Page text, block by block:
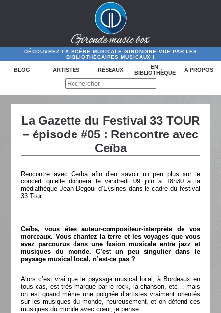
DÉCOUVREZ LA SCÈNE MUSICALE GIRONDINE VUE PAR LES
BIBLIOTHÉCAIRES MUSICAUX !
BLOG ARTISTES RÉSEAUX
EN
BIBLIOTHÈQUE
À PROPOS
La Gazette du Festival 33 TOUR
– épisode #05 : Rencontre avec
Ceïba
Rencontre avec Ceïba afin d’en savoir un peu plus sur le
concert qu’elle donnera le vendredi 09 juin à 18h30 à la
médiathèque Jean Degoul d’Eysines dans le cadre du festival
33 Tour.
Ceïba, vous êtes auteur-compositeur-interprète de vos
morceaux. Vous chantez la terre et les voyages que vous
avez parcourus dans une fusion musicale entre jazz et
musiques du monde. C’est un peu singulier dans le
paysage musical local, n’est-ce pas ?
Alors c’est vrai que le paysage musical local, à Bordeaux en
tous cas, est très marqué par le rock, la chanson, etc… mais
on est quand même une poignée d’artistes vraiment orientés
sur les musiques du monde, heureusement, et on défend ces
musiques du monde avec cœur, je pense.